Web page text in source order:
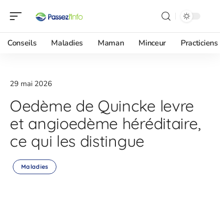
Conseils Maladies Maman Minceur Practiciens
29 mai 2026
Oedème de Quincke levre
et angioedème héréditaire,
ce qui les distingue
Maladies